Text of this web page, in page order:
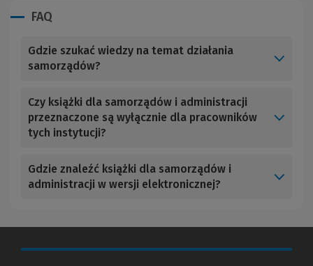
FAQ
Gdzie szukać wiedzy na temat działania
samorządów?
Czy książki dla samorządów i administracji
przeznaczone są wyłącznie dla pracowników
tych instytucji?
Gdzie znaleźć książki dla samorządów i
administracji w wersji elektronicznej?